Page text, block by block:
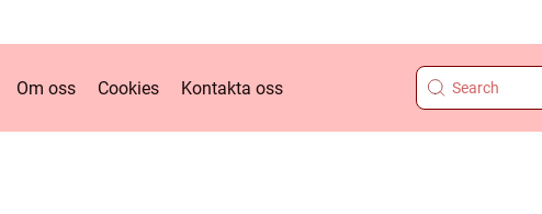
Om oss Cookies Kontakta oss